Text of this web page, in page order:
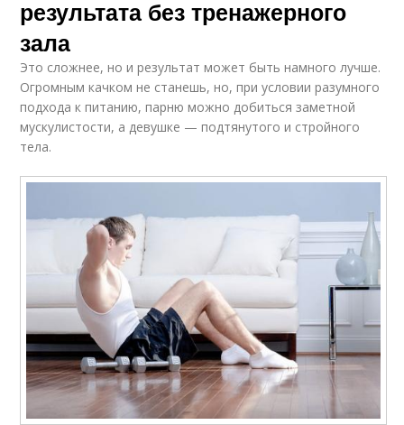
результата без тренажерного
зала
Это сложнее, но и результат может быть намного лучше.
Огромным качком не станешь, но, при условии разумного
подхода к питанию, парню можно добиться заметной
мускулистости, а девушке — подтянутого и стройного
тела.